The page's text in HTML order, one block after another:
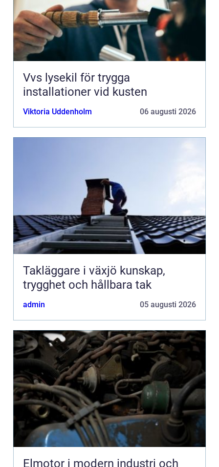
Vvs lysekil för trygga
installationer vid kusten
Viktoria Uddenholm 06 augusti 2026
Takläggare i växjö kunskap,
trygghet och hållbara tak
admin 05 augusti 2026
Elmotor i modern industri och